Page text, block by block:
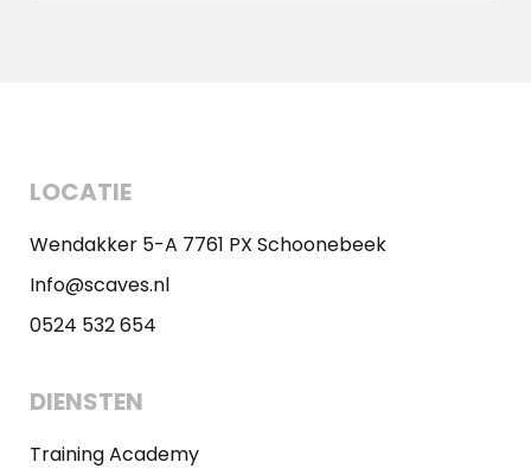
LOCATIE
Wendakker 5-A 7761 PX Schoonebeek
Info@scaves.nl
0524 532 654
DIENSTEN
Training Academy